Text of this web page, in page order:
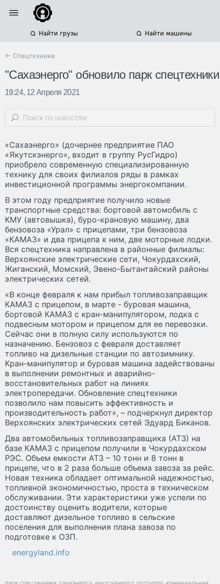
Найти грузы Найти машины
← Спецтехника
"Сахаэнерго" обновило парк спецтехники
19:24, 12 Апреля 2021
«Сахаэнерго» (дочернее предприятие ПАО
«Якутскэнерго», входит в группу РусГидро)
приобрело современную специализированную
технику для своих филиалов ряды в рамках
инвестиционной программы энергокомпании.
В этом году предприятие получило новые
транспортные средства: бортовой автомобиль с
КМУ (автовышка), буро-крановую машину, два
бензовоза «Урал» с прицепами, три бензовоза
«КАМАЗ» и два прицепа к ним, две моторные лодки.
Вся спецтехника направлена в районные филиалы:
Верхоянские электрические сети, Чокурдахский,
Жиганский, Момский, Эвено-Бытантайский районы
электрических сетей.
«В конце февраля к нам прибыл топливозаправщик
КАМАЗ с прицепом, в марте - буровая машина,
бортовой КАМАЗ с кран-манипулятором, лодка с
подвесным мотором и прицепом для ее перевозки.
Сейчас они в полную силу используются по
назначению. Бензовоз с февраля доставляет
топливо на дизельные станции по автозимнику.
Кран-манипулятор и буровая машина задействованы
в выполнении ремонтных и аварийно-
восстановительных работ на линиях
электропередачи. Обновление спецтехники
позволило нам повысить эффективность и
производительность работ», – подчеркнул директор
Верхоянских электрических сетей Эдуард Биканов.
Два автомобильных топливозаправщика (АТЗ) на
базе КАМАЗ с прицепом получили в Чокурдахском
РЭС. Объем емкости АТЗ – 10 тонн и 8 тонн в
прицепе, что в 2 раза больше объема завоза за рейс.
Новая техника обладает оптимальной надежностью,
топливной экономичностью, проста в техническом
обслуживании. Эти характеристики уже успели по
достоинству оценить водители, которые
доставляют дизельное топливо в сельские
поселения для выполнения плана завоза по
подготовке к ОЗП.
energyland.info